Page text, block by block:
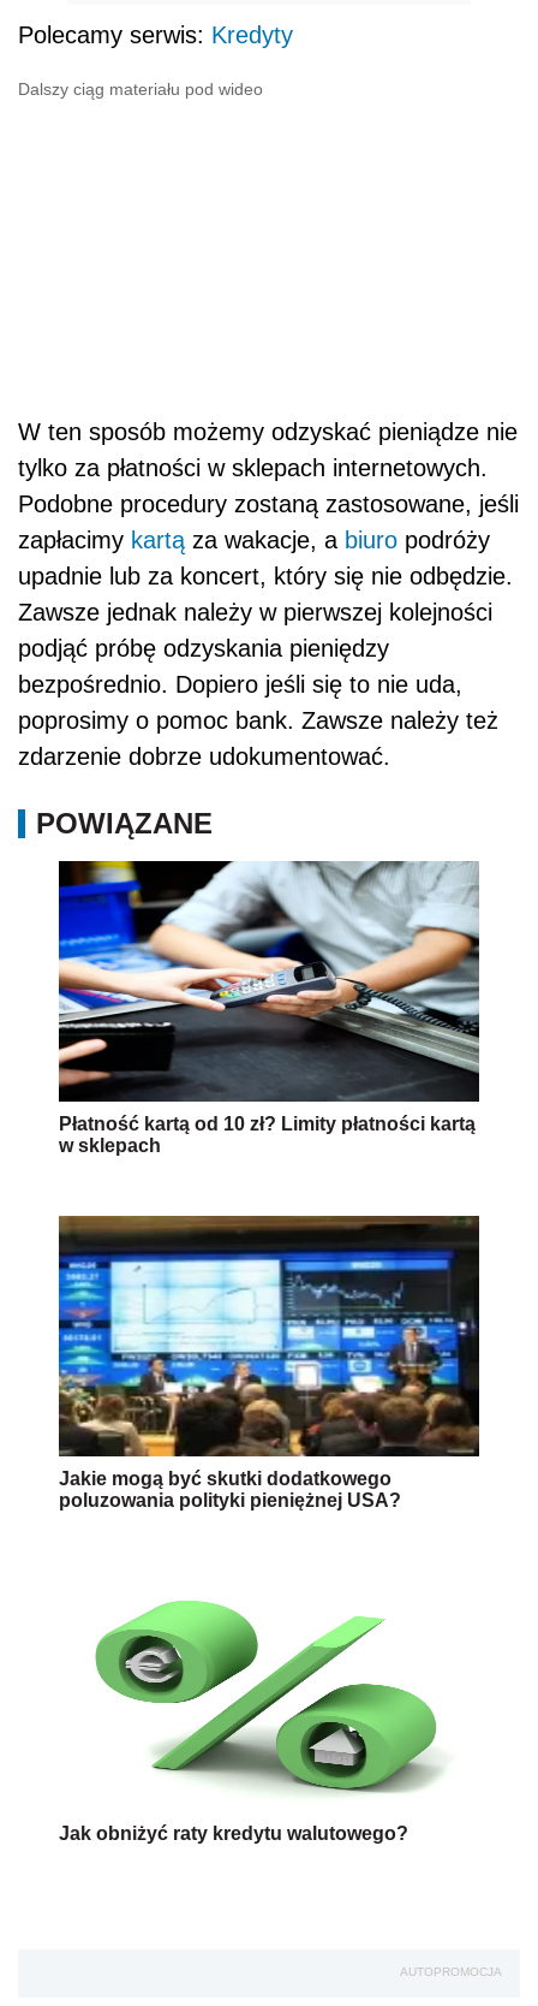
Polecamy serwis: Kredyty
Dalszy ciąg materiału pod wideo
W ten sposób możemy odzyskać pieniądze nie
tylko za płatności w sklepach internetowych.
Podobne procedury zostaną zastosowane, jeśli
zapłacimy kartą za wakacje, a biuro podróży
upadnie lub za koncert, który się nie odbędzie.
Zawsze jednak należy w pierwszej kolejności
podjąć próbę odzyskania pieniędzy
bezpośrednio. Dopiero jeśli się to nie uda,
poprosimy o pomoc bank. Zawsze należy też
zdarzenie dobrze udokumentować.
POWIĄZANE
Płatność kartą od 10 zł? Limity płatności kartą
w sklepach
Jakie mogą być skutki dodatkowego
poluzowania polityki pieniężnej USA?
Jak obniżyć raty kredytu walutowego?
AUTOPROMOCJA